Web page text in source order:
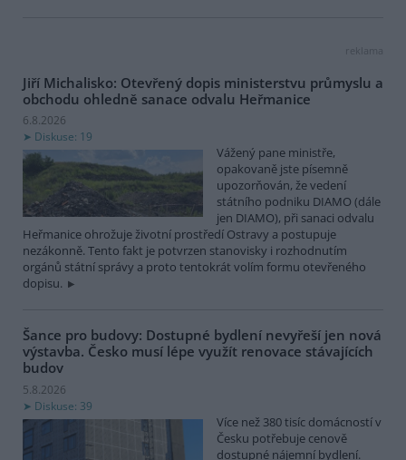
reklama
Jiří Michalisko: Otevřený dopis ministerstvu průmyslu a
obchodu ohledně sanace odvalu Heřmanice
6.8.2026
Diskuse: 19
Vážený pane ministře,
opakovaně jste písemně
upozorňován, že vedení
státního podniku DIAMO (dále
jen DIAMO), při sanaci odvalu
Heřmanice ohrožuje životní prostředí Ostravy a postupuje
nezákonně. Tento fakt je potvrzen stanovisky i rozhodnutím
orgánů státní správy a proto tentokrát volím formu otevřeného
dopisu.
Šance pro budovy: Dostupné bydlení nevyřeší jen nová
výstavba. Česko musí lépe využít renovace stávajících
budov
5.8.2026
Diskuse: 39
Více než 380 tisíc domácností v
Česku potřebuje cenově
dostupné nájemní bydlení.